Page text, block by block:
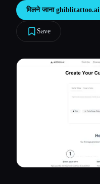
ब्लॉग
टूल्स की तुलना करें
मिलने जाना ghiblitattoo.ai
Save